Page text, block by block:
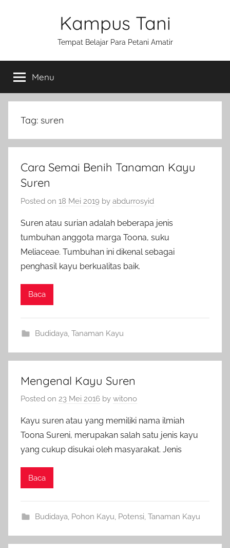
Kampus Tani
Tempat Belajar Para Petani Amatir
Menu
Tag: suren
Cara Semai Benih Tanaman Kayu
Suren
Posted on 18 Mei 2019 by abdurrosyid
Suren atau surian adalah beberapa jenis
tumbuhan anggota marga Toona, suku
Meliaceae. Tumbuhan ini dikenal sebagai
penghasil kayu berkualitas baik.
Baca
Budidaya Tanaman Kayu
Mengenal Kayu Suren
Posted on 23 Mei 2016 by witono
Kayu suren atau yang memiliki nama ilmiah
Toona Sureni, merupakan salah satu jenis kayu
yang cukup disukai oleh masyarakat. Jenis
Baca
Budidaya, Pohon Kayu, Potensi, Tanaman Kayu